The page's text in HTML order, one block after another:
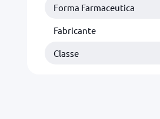
Forma Farmaceutica
Fabricante
Classe